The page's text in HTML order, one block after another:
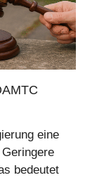
eine
bedeutet